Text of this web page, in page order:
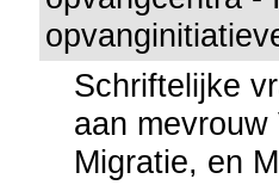
Schriftelijke
aan
Migratie, en